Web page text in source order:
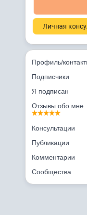
Личная
Профиль/
Подписчики
Я подписан
Отзывы обо мне
Консультации
Публикации
Комментарии
Сообщества